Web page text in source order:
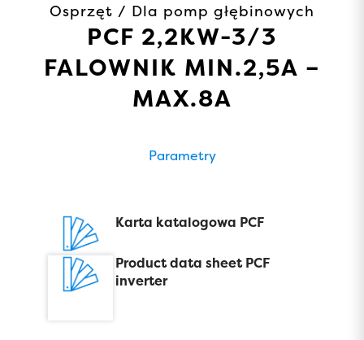
Osprzęt / Dla pomp głębinowych
PCF 2,2KW-3/3
FALOWNIK MIN.2,5A –
MAX.8A
Parametry
Karta katalogowa PCF
Product data sheet PCF
inverter